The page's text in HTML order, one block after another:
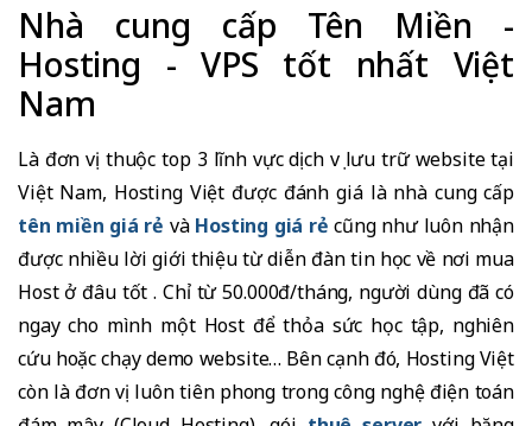
Nhà cung cấp Tên Miền -
Hosting - VPS tốt nhất Việt
Nam
Là đơn vị thuộc top 3 lĩnh vực dịch vụ lưu trữ website tại
Việt Nam, Hosting Việt được đánh giá là nhà cung cấp
tên miền giá rẻ và Hosting giá rẻ cũng như luôn nhận
được nhiều lời giới thiệu từ diễn đàn tin học về nơi mua
Host ở đâu tốt . Chỉ từ 50.000đ/tháng, người dùng đã có
ngay cho mình một Host để thỏa sức học tập, nghiên
cứu hoặc chạy demo website… Bên cạnh đó, Hosting Việt
còn là đơn vị luôn tiên phong trong công nghệ điện toán